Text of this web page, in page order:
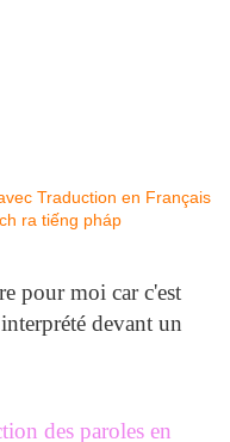
pour moi car c'est
devant un
des paroles en